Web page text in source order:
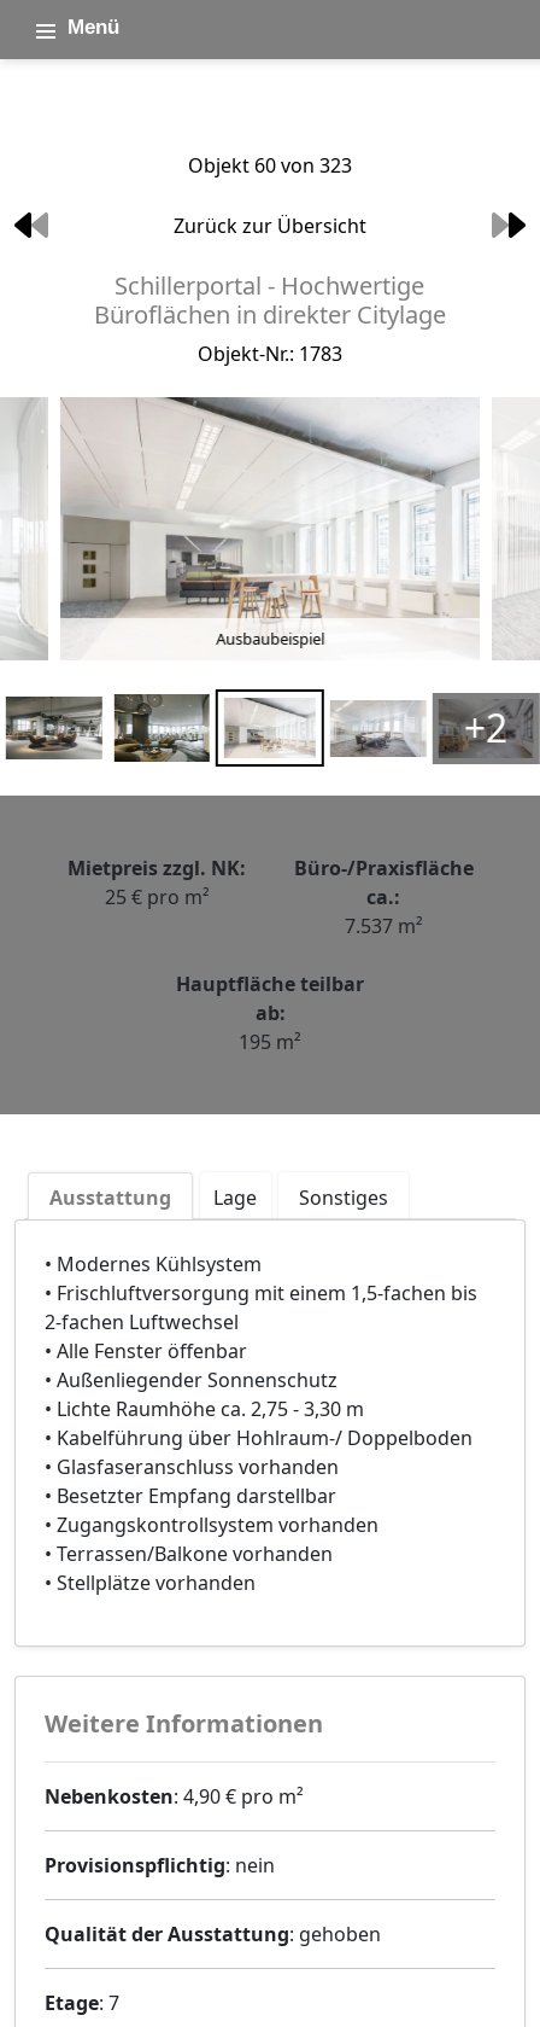
Menü
Objekt 60 von 323
Zurück zur Übersicht
Schillerportal - Hochwertige
Büroflächen in direkter Citylage
Objekt-Nr.: 1783
Ausbaubeispiel
+2
Mietpreis zzgl. NK:
25 € pro m²
Büro-/Praxisfläche
ca.:
7.537 m²
Hauptfläche teilbar
ab:
195 m²
Ausstattung Lage Sonstiges
• Modernes Kühlsystem
• Frischluftversorgung mit einem 1,5-fachen bis
2-fachen Luftwechsel
• Alle Fenster öffenbar
• Außenliegender Sonnenschutz
• Lichte Raumhöhe ca. 2,75 - 3,30 m
• Kabelführung über Hohlraum-/ Doppelboden
• Glasfaseranschluss vorhanden
• Besetzter Empfang darstellbar
• Zugangskontrollsystem vorhanden
• Terrassen/Balkone vorhanden
• Stellplätze vorhanden
Weitere Informationen
Nebenkosten: 4,90 € pro m²
Provisionspflichtig: nein
Qualität der Ausstattung: gehoben
Etage: 7